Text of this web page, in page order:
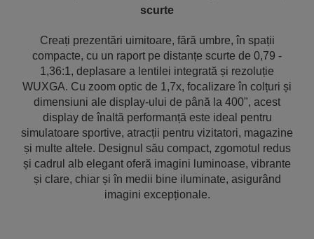
scurte
Creați prezentări uimitoare, fără umbre, în spații
compacte, cu un raport pe distanțe scurte de 0,79 -
1,36:1, deplasare a lentilei integrată și rezoluție
WUXGA. Cu zoom optic de 1,7x, focalizare în colțuri și
dimensiuni ale display-ului de până la 400", acest
display de înaltă performanță este ideal pentru
simulatoare sportive, atracții pentru vizitatori, magazine
și multe altele. Designul său compact, zgomotul redus
și cadrul alb elegant oferă imagini luminoase, vibrante
și clare, chiar și în medii bine iluminate, asigurând
imagini excepționale.